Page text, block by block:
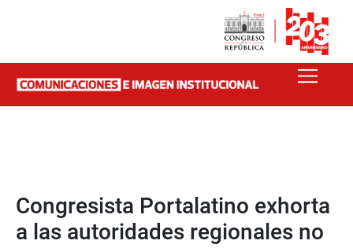
Congresista Portalatino exhorta
a las autoridades regionales no